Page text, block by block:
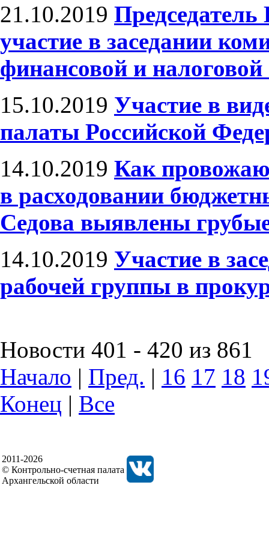
21.10.2019
участие в заседании
финансовой и налоговой
15.10.2019 Участие в
палаты Российской
14.10.2019 Как
в расходовании
Седова выявлены
14.10.2019 Участие в
рабочей группы в
Новости 401 - 420 из 861
Начало | Пред. | 16 17 18
Конец | Все
2011-2026
© Контрольно-счетная палата
Архангельской области